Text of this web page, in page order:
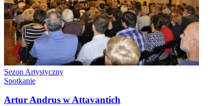
Sezon Artystyczny
Spotkanie
Artur Andrus w Attavantich